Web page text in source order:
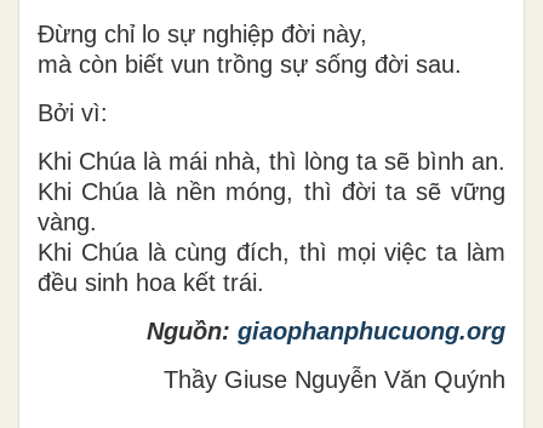
Đừng chỉ lo sự nghiệp đời này,
mà còn biết vun trồng sự sống đời sau.
Bởi vì:
Khi Chúa là mái nhà, thì lòng ta sẽ bình an.
Khi Chúa là nền móng, thì đời ta sẽ vững
vàng.
Khi Chúa là cùng đích, thì mọi việc ta làm
đều sinh hoa kết trái.
Nguồn: giaophanphucuong.org
Thầy Giuse Nguyễn Văn Quýnh